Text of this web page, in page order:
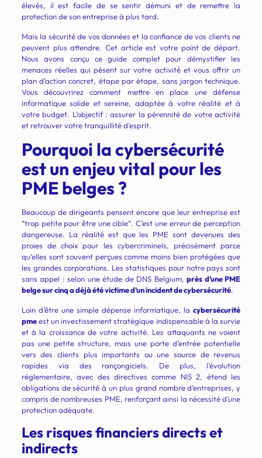
élevés, il est facile de se sentir démuni et de remettre la
protection de son entreprise à plus tard.
Mais la sécurité de vos données et la confiance de vos clients ne
peuvent plus attendre. Cet article est votre point de départ.
Nous avons conçu ce guide complet pour démystifier les
menaces réelles qui pèsent sur votre activité et vous offrir un
plan d’action concret, étape par étape, sans jargon technique.
Vous découvrirez comment mettre en place une défense
informatique solide et sereine, adaptée à votre réalité et à
votre budget. L’objectif : assurer la pérennité de votre activité
et retrouver votre tranquillité d’esprit.
Pourquoi la cybersécurité
est un enjeu vital pour les
PME belges ?
Beaucoup de dirigeants pensent encore que leur entreprise est
“trop petite pour être une cible”. C’est une erreur de perception
dangereuse. La réalité est que les PME sont devenues des
proies de choix pour les cybercriminels, précisément parce
qu’elles sont souvent perçues comme moins bien protégées que
les grandes corporations. Les statistiques pour notre pays sont
sans appel : selon une étude de DNS Belgium,près d’une PME
belge sur cinq a déjà été victime d’un incident de cybersécurité.
Loin d’être une simple dépense informatique, lacybersécurité
pmeest un investissement stratégique indispensable à la survie
et à la croissance de votre activité. Les attaquants ne voient
pas une petite structure, mais une porte d’entrée potentielle
vers des clients plus importants ou une source de revenus
rapides via des rançongiciels. De plus, l’évolution
réglementaire, avec des directives comme NIS 2, étend les
obligations de sécurité à un plus grand nombre d’entreprises, y
compris de nombreuses PME, renforçant ainsi la nécessité d’une
protection adéquate.
Les risques financiers directs et
indirects